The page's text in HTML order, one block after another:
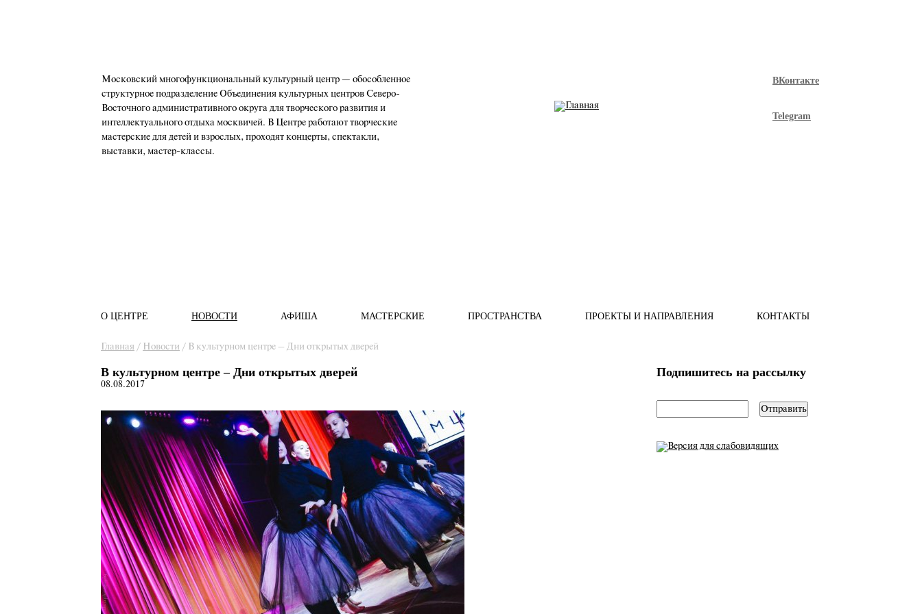
Московский многофункциональный культурный центр — обособленное
структурное подразделение Объединения культурных центров Северо-
Восточного административного округа для творческого развития и
интеллектуального отдыха москвичей. В Центре работают творческие
мастерские для детей и взрослых, проходят концерты, спектакли,
выставки, мастер-классы.
ВКонтакте
Telegram
Главное меню
О ЦЕНТРЕ НОВОСТИ АФИША МАСТЕРСКИЕ ПРОСТРАНСТВА ПРОЕКТЫ И НАПРАВЛЕНИЯ КОНТАКТЫ
Вы здесь
Главная / Новости / В культурном центре – Дни открытых дверей
В культурном центре – Дни открытых дверей
08.08.2017
Подпишитесь на рассылку